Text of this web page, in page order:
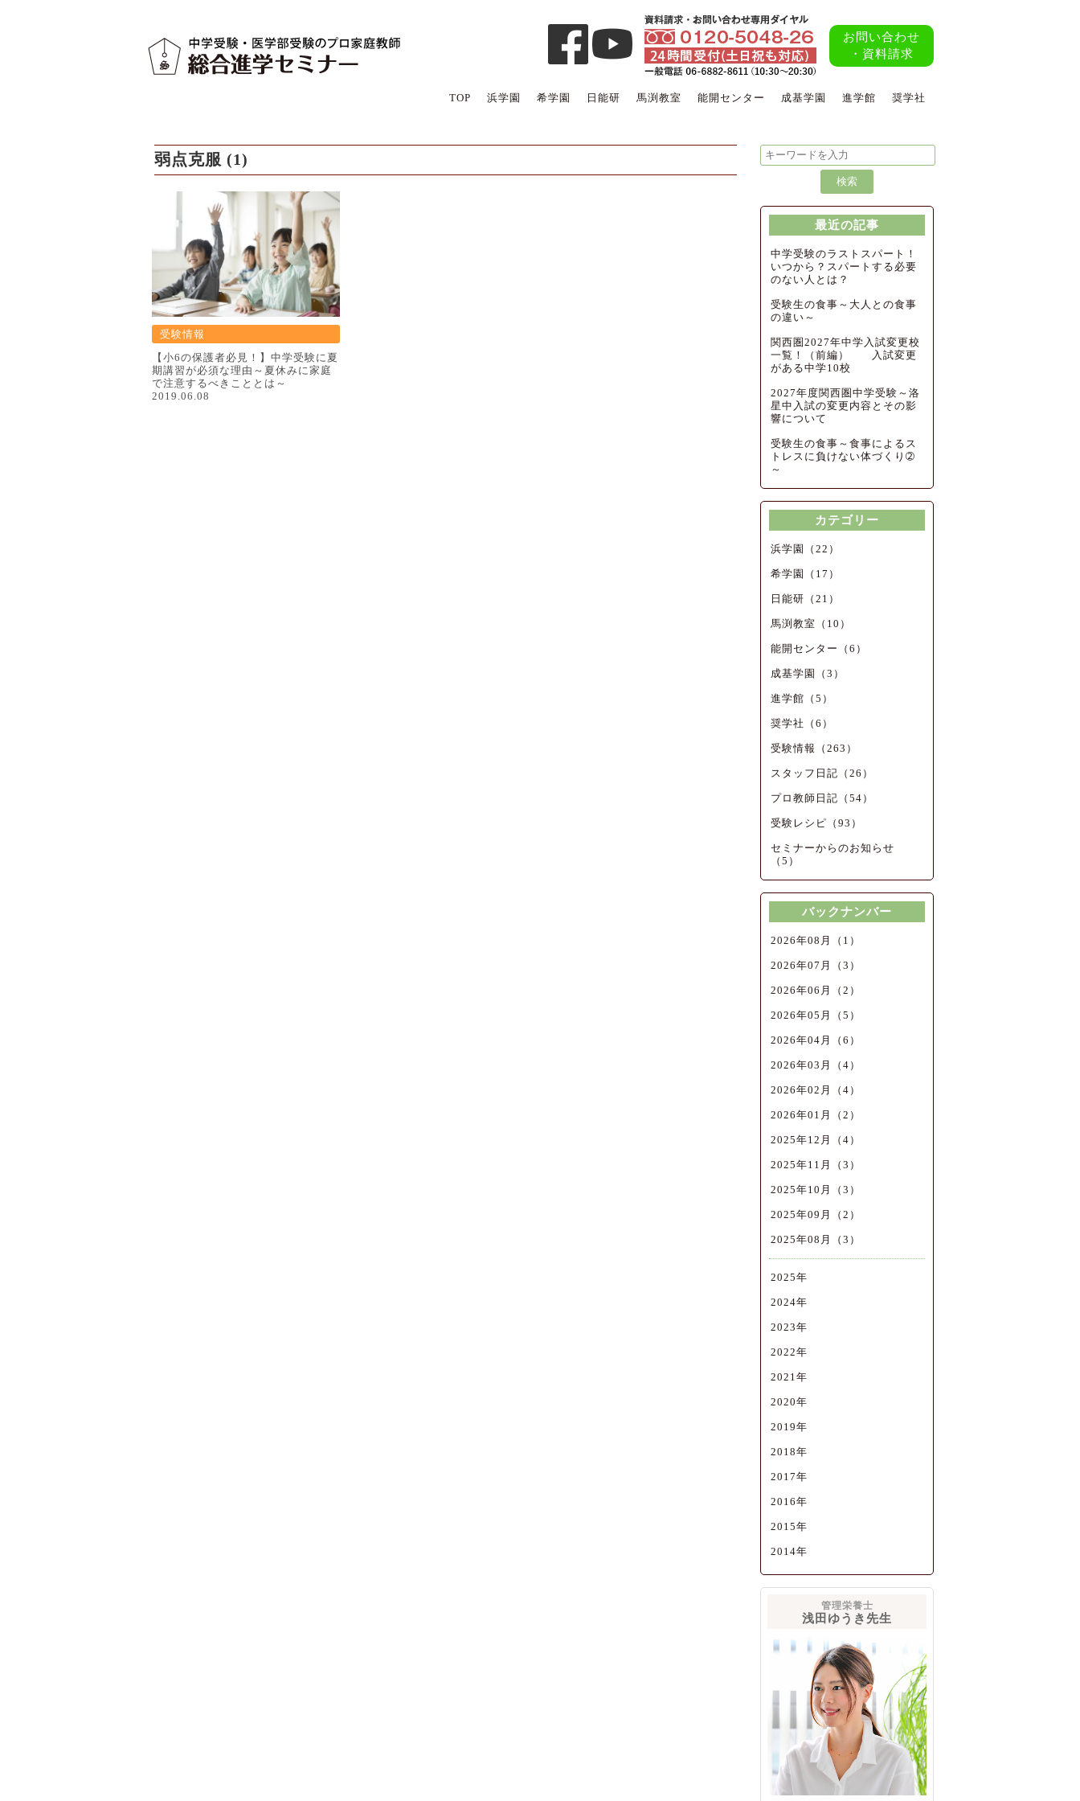
お問い合わせ
・資料請求
TOP 浜学園 希学園 日能研 馬渕教室 能開センター 成基学園 進学館 奨学社
弱点克服 (1)
受験情報
【小6の保護者必見！】中学受験に夏
期講習が必須な理由～夏休みに家庭
で注意するべきこととは～
2019.06.08
最近の記事
中学受験のラストスパート！
いつから？スパートする必要
のない人とは？
受験生の食事～大人との食事
の違い～
関西圏2027年中学入試変更校
一覧！（前編） 入試変更
がある中学10校
2027年度関西圏中学受験～洛
星中入試の変更内容とその影
響について
受験生の食事～食事によるス
トレスに負けない体づくり➁
～
カテゴリー
浜学園（22）
希学園（17）
日能研（21）
馬渕教室（10）
能開センター（6）
成基学園（3）
進学館（5）
奨学社（6）
受験情報（263）
スタッフ日記（26）
プロ教師日記（54）
受験レシピ（93）
セミナーからのお知らせ
（5）
バックナンバー
2026年08月（1）
2026年07月（3）
2026年06月（2）
2026年05月（5）
2026年04月（6）
2026年03月（4）
2026年02月（4）
2026年01月（2）
2025年12月（4）
2025年11月（3）
2025年10月（3）
2025年09月（2）
2025年08月（3）
2025年
2024年
2023年
2022年
2021年
2020年
2019年
2018年
2017年
2016年
2015年
2014年
管理栄養士
浅田ゆうき先生